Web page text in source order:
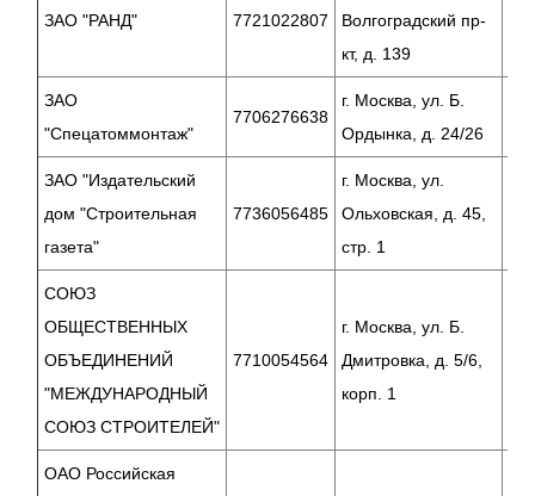
ЗАО "РАНД" 7721022807
Волгоградский пр-
кт, д. 139
ЗАО
"Спецатоммонтаж"
7706276638
г. Москва, ул. Б.
Ордынка, д. 24/26
ЗАО "Издательский
дом "Строительная
газета"
7736056485
г. Москва, ул.
Ольховская, д. 45,
стр. 1
СОЮЗ
ОБЩЕСТВЕННЫХ
ОБЪЕДИНЕНИЙ
"МЕЖДУНАРОДНЫЙ
СОЮЗ СТРОИТЕЛЕЙ"
7710054564
г. Москва, ул. Б.
Дмитровка, д. 5/6,
корп. 1
ОАО Российская